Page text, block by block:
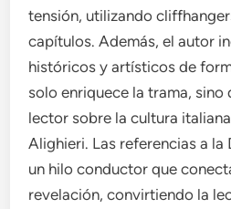
tensión, utilizando
capítulos. Además, el autor
históricos y artísticos de
solo enriquece la trama, sino
lector sobre la cultura
Alighieri. Las referencias a la
un hilo conductor que
revelación, convirtiendo la